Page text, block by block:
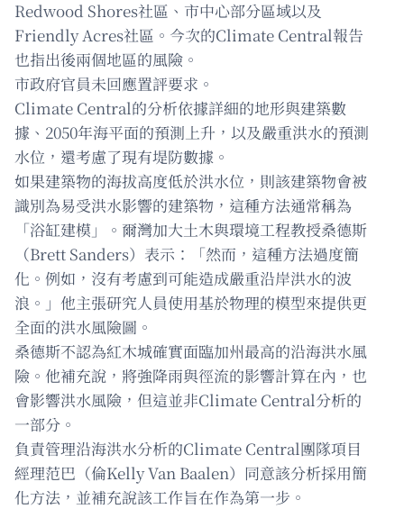
Redwood Shores社區、市中心部分區域以及
Friendly Acres社區。今次的Climate Central報告
也指出後兩個地區的風險。
市政府官員未回應置評要求。
Climate Central的分析依據詳細的地形與建築數
據、2050年海平面的預測上升，以及嚴重洪水的預測
水位，還考慮了現有堤防數據。
如果建築物的海拔高度低於洪水位，則該建築物會被
識別為易受洪水影響的建築物，這種方法通常稱為
「浴缸建模」。爾灣加大土木與環境工程教授桑德斯
（Brett Sanders）表示：「然而，這種方法過度簡
化。例如，沒有考慮到可能造成嚴重沿岸洪水的波
浪。」他主張研究人員使用基於物理的模型來提供更
全面的洪水風險圖。
桑德斯不認為紅木城確實面臨加州最高的沿海洪水風
險。他補充說，將強降雨與徑流的影響計算在內，也
會影響洪水風險，但這並非Climate Central分析的
一部分。
負責管理沿海洪水分析的Climate Central團隊項目
經理范巴（倫Kelly Van Baalen）同意該分析採用簡
化方法，並補充說該工作旨在作為第一步。